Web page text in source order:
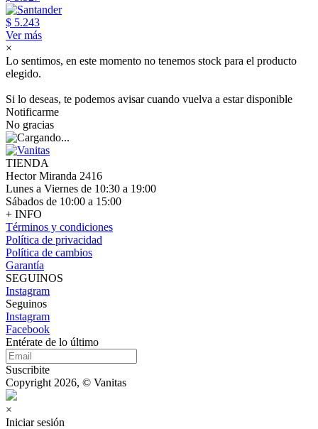
$ 5.243
Ver más
×
Lo sentimos, en este momento no tenemos stock para el producto
elegido.
Si lo deseas, te podemos avisar cuando vuelva a estar disponible
Notificarme
No gracias
TIENDA
Hector Miranda 2416
Lunes a Viernes de 10:30 a 19:00
Sábados de 10:00 a 15:00
+ INFO
Términos y condiciones
Política de privacidad
Política de cambios
Garantía
SEGUINOS
Instagram
Seguinos
Instagram
Facebook
Entérate de lo último
Suscribite
Copyright 2026, © Vanitas
×
Iniciar sesión